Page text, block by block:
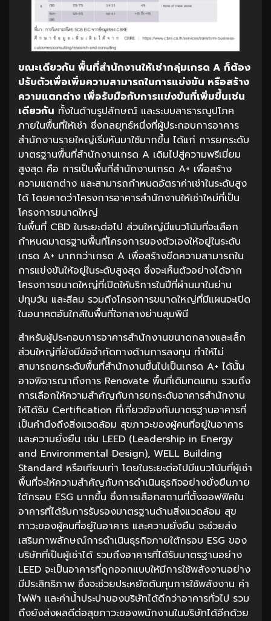
ขณะเดียวกัน พื้นที่สำนักงานให้เช่ากลุ่มเกรด A ก็ต้อง
ปรับตัวเพื่อเพิ่มความสามารถในการแข่งขัน หรือสร้าง
ความแตกต่าง เพื่อรับมือกับการแข่งขันที่เพิ่มขึ้นเช่น
เดียวกัน ทั้งในด้านรูปลักษณ์ และระบบสาธารณูปโภค
ภายในพื้นที่ให้เช่า ซึ่งกลยุทธ์หนึ่งที่ผู้ประกอบการอาคาร
สำนักงานรายใหญ่เริ่มหันมาใช้มากขึ้น ได้แก่ การยกระดับ
มาตรฐานพื้นที่สำนักงานเกรด A เดิมไปสู่ความพรีเมี่ยม
สูงสุด คือ การเป็นพื้นที่สำนักงานเกรด A+ เพื่อสร้าง
ความแตกต่าง และสามารถกำหนดอัตราค่าเช่าในระดับสูง
ได้ โดยคาดว่าโครงการอาคารสำนักงานให้เช่าใหม่ที่เป็น
โครงการขนาดใหญ่
ในพื้นที่ CBD ในระยะต่อไป ส่วนใหญ่มีแนวโน้มที่จะเลือก
กำหนดมาตรฐานพื้นที่โครงการของตัวเองให้อยู่ในระดับ
เกรด A+ มากกว่าเกรด A เพื่อสร้างขีดความสามารถใน
การแข่งขันให้อยู่ในระดับสูงสุด ซึ่งจะเห็นตัวอย่างได้จาก
โครงการขนาดใหญ่ที่เปิดให้บริการในปีที่ผ่านมาในย่าน
ปทุมวัน และสีลม รวมถึงโครงการขนาดใหญ่ที่มีแผนจะเปิด
ในอนาคตอันใกล้ในพื้นที่ใจกลางย่านลุมพินี
สำหรับผู้ประกอบการอาคารสำนักงานขนาดกลางและเล็ก
ส่วนใหญ่ที่ยังมีข้อจำกัดทางด้านการลงทุน ทำให้ไม่
สามารถยกระดับพื้นที่สำนักงานขึ้นไปเป็นเกรด A+ ได้นั้น
อาจพิจารณาถึงการ Renovate พื้นที่เดิมทดแทน รวมถึง
การเลือกให้ความสำคัญกับการยกระดับอาคารสำนักงาน
ให้ได้รับ Certification ที่เกี่ยวข้องกับมาตรฐานอาคารที่
เป็นคำนึงถึงสิ่งแวดล้อม สุขภาวะของผู้คนที่อยู่ในอาคาร
และความยั่งยืน เช่น LEED (Leadership in Energy
and Environmental Design), WELL Building
Standard หรือเทียบเท่า โดยในระยะต่อไปมีแนวโน้มที่ผู้เช่า
พื้นที่จะให้ความสำคัญกับการดำเนินธุรกิจอย่างยั่งยืนภาย
ใต้กรอบ ESG มากขึ้น ซึ่งการเลือกสถานที่ตั้งออฟฟิศใน
อาคารที่ได้รับการรับรองมาตรฐานด้านสิ่งแวดล้อม สุข
ภาวะของผู้คนที่อยู่ในอาคาร และความยั่งยืน จะช่วยส่ง
เสริมภาพลักษณ์การดำเนินธุรกิจภายใต้กรอบ ESG ของ
บริษัทที่เป็นผู้เช่าได้ รวมถึงอาคารที่ได้รับมาตรฐานอย่าง
LEED จะเป็นอาคารที่ถูกออกแบบให้มีการใช้พลังงานอย่าง
มีประสิทธิภาพ ซึ่งจะช่วยประหยัดต้นทุนการใช้พลังงาน ค่า
ไฟฟ้า และค่าน้ำประปาของบริษัทได้ดีกว่าอาคารทั่วไป รวม
ถึงยังส่งผลดีต่อสุขภาวะของพนักงานในบริษัทได้อีกด้วย